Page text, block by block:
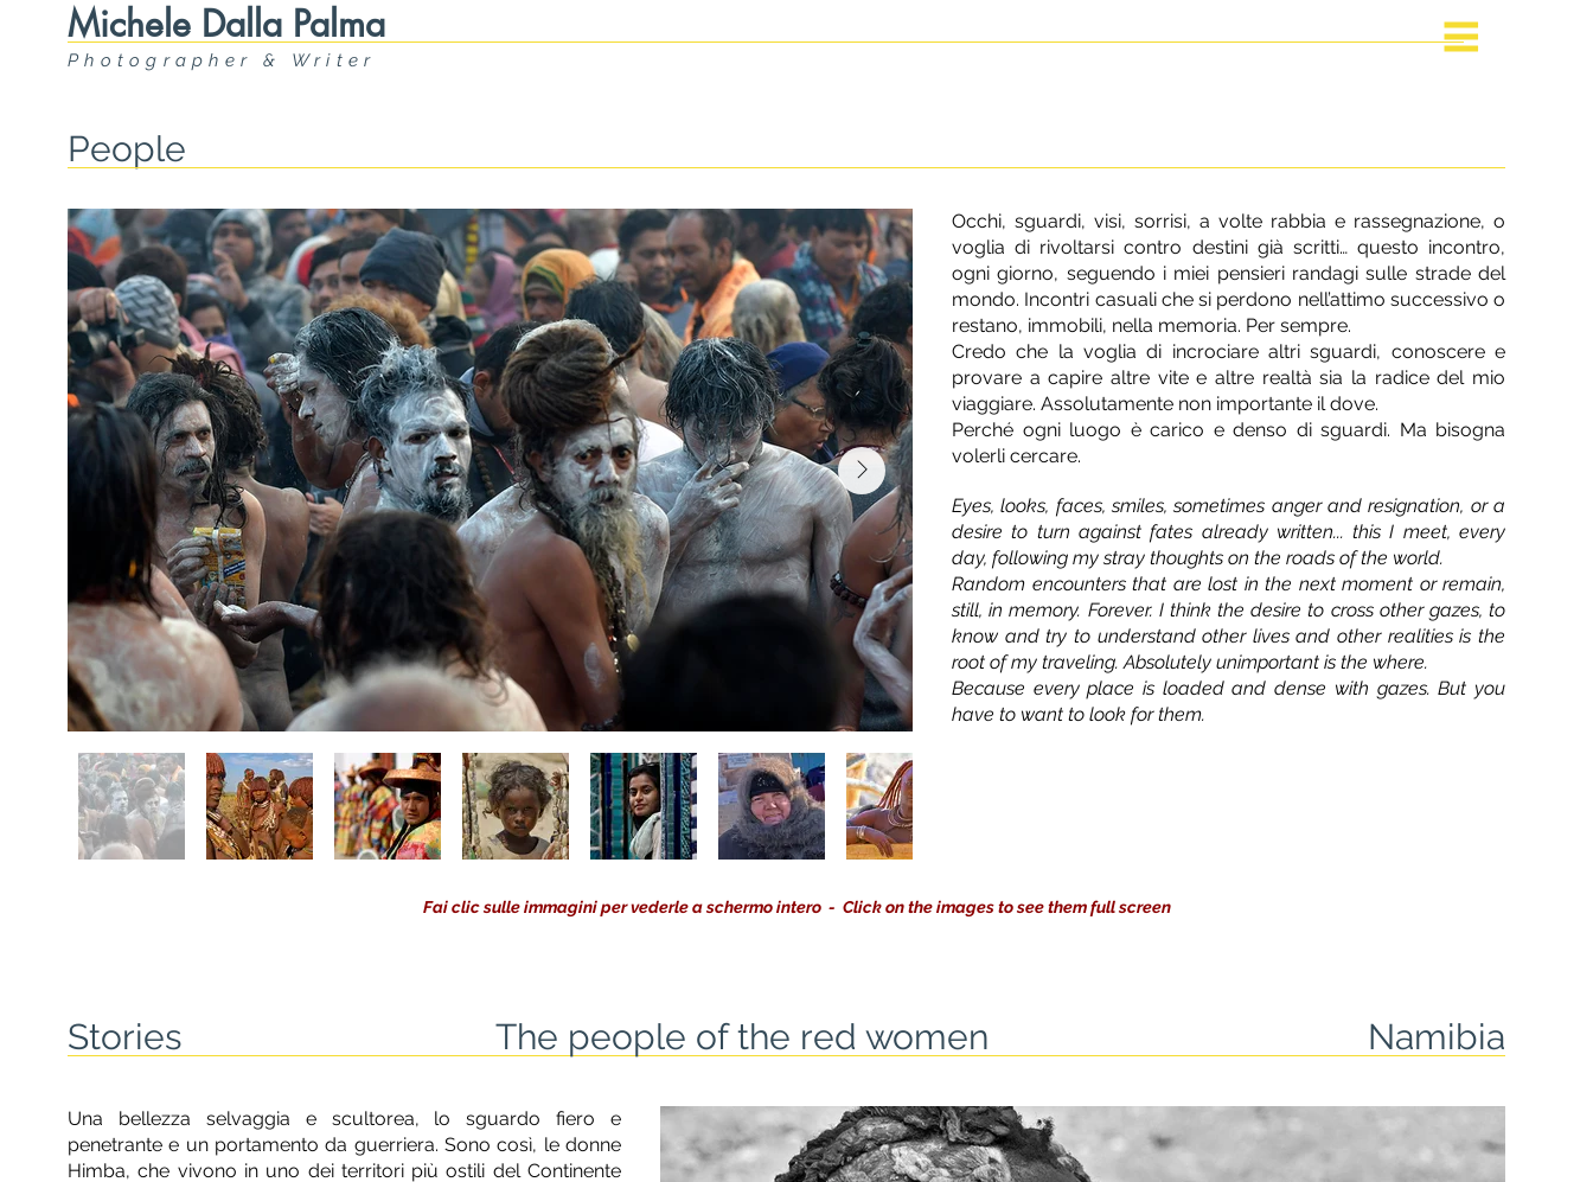
Michele Dalla Palma
Photographer & Writer
People
Occhi, sguardi, visi, sorrisi, a volte rabbia e rassegnazione, o
voglia di rivoltarsi contro destini già scritti… questo incontro,
ogni giorno, seguendo i miei pensieri randagi sulle strade del
mondo. Incontri casuali che si perdono nell’attimo successivo o
restano, immobili, nella memoria. Per sempre.
Credo che la voglia di incrociare altri sguardi, conoscere e
provare a capire altre vite e altre realtà sia la radice del mio
viaggiare. Assolutamente non importante il dove.
Perché ogni luogo è carico e denso di sguardi. Ma bisogna
volerli cercare.
Eyes, looks, faces, smiles, sometimes anger and resignation, or a
desire to turn against fates already written... this I meet, every
day, following my stray thoughts on the roads of the world.
Random encounters that are lost in the next moment or remain,
still, in memory. Forever. I think the desire to cross other gazes, to
know and try to understand other lives and other realities is the
root of my traveling. Absolutely unimportant is the where.
Because every place is loaded and dense with gazes. But you
have to want to look for them.
Fai clic sulle immagini per vederle a schermo intero - Click on the images to see them full screen
Stories The people of the red women Namibia
Una bellezza selvaggia e scultorea, lo sguardo fiero e
penetrante e un portamento da guerriera. Sono così, le donne
Himba, che vivono in uno dei territori più ostili del Continente